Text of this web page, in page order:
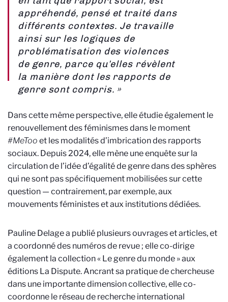
appréhendé, pensé et traité dans
différents contextes. Je travaille
ainsi sur les logiques de
problématisation des violences
de genre, parce qu’elles révèlent
la manière dont les rapports de
genre sont compris. »
Dans cette même perspective, elle étudie également le
renouvellement des féminismes dans le moment
#MeToo et les modalités d’imbrication des rapports
sociaux. Depuis 2024, elle mène une enquête sur la
circulation de l’idée d’égalité de genre dans des sphères
qui ne sont pas spécifiquement mobilisées sur cette
question — contrairement, par exemple, aux
mouvements féministes et aux institutions dédiées.
Pauline Delage a publié plusieurs ouvrages et articles, et
a coordonné des numéros de revue ; elle co-dirige
également la collection « Le genre du monde » aux
éditions La Dispute. Ancrant sa pratique de chercheuse
dans une importante dimension collective, elle co-
coordonne le réseau de recherche international